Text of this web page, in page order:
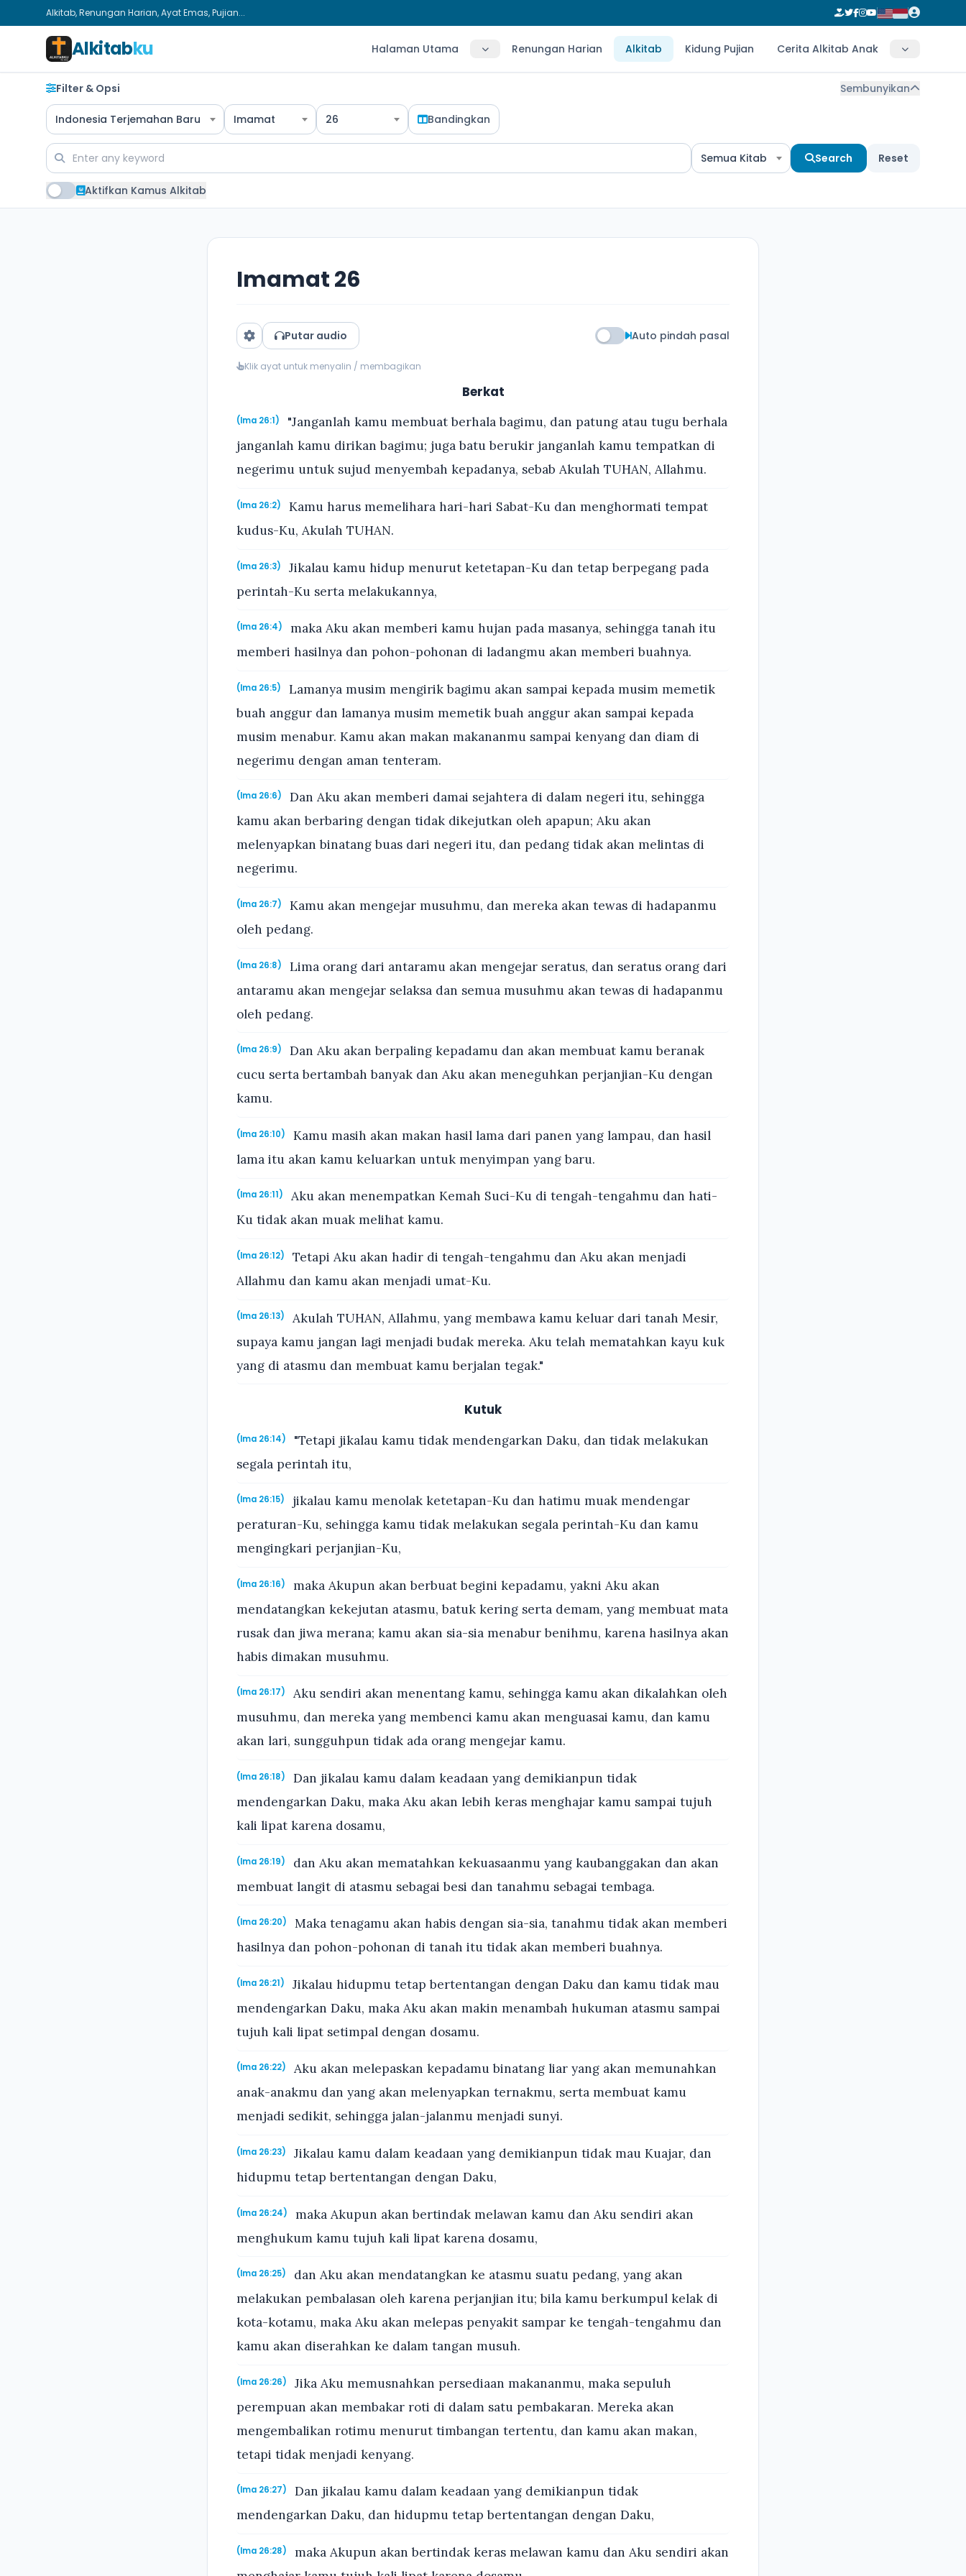
Alkitab, Renungan Harian, Ayat Emas, Pujian...
Alkitabku Halaman Utama Renungan Harian Alkitab Kidung Pujian Cerita Alkitab Anak
Filter & Opsi Sembunyikan
Indonesia Terjemahan Baru Imamat 26 Bandingkan
Semua Kitab Search Reset
Aktifkan Kamus Alkitab
Imamat 26
Putar audio Auto pindah pasal
Klik ayat untuk menyalin / membagikan
Berkat
(Ima 26:1)
"Janganlah kamu membuat berhala bagimu, dan patung atau tugu berhala
janganlah kamu dirikan bagimu; juga batu berukir janganlah kamu tempatkan di
negerimu untuk sujud menyembah kepadanya, sebab Akulah TUHAN, Allahmu.
(Ima 26:2)
Kamu harus memelihara hari-hari Sabat-Ku dan menghormati tempat
kudus-Ku, Akulah TUHAN.
(Ima 26:3)
Jikalau kamu hidup menurut ketetapan-Ku dan tetap berpegang pada
perintah-Ku serta melakukannya,
(Ima 26:4)
maka Aku akan memberi kamu hujan pada masanya, sehingga tanah itu
memberi hasilnya dan pohon-pohonan di ladangmu akan memberi buahnya.
(Ima 26:5)
Lamanya musim mengirik bagimu akan sampai kepada musim memetik
buah anggur dan lamanya musim memetik buah anggur akan sampai kepada
musim menabur. Kamu akan makan makananmu sampai kenyang dan diam di
negerimu dengan aman tenteram.
(Ima 26:6)
Dan Aku akan memberi damai sejahtera di dalam negeri itu, sehingga
kamu akan berbaring dengan tidak dikejutkan oleh apapun; Aku akan
melenyapkan binatang buas dari negeri itu, dan pedang tidak akan melintas di
negerimu.
(Ima 26:7)
Kamu akan mengejar musuhmu, dan mereka akan tewas di hadapanmu
oleh pedang.
(Ima 26:8)
Lima orang dari antaramu akan mengejar seratus, dan seratus orang dari
antaramu akan mengejar selaksa dan semua musuhmu akan tewas di hadapanmu
oleh pedang.
(Ima 26:9)
Dan Aku akan berpaling kepadamu dan akan membuat kamu beranak
cucu serta bertambah banyak dan Aku akan meneguhkan perjanjian-Ku dengan
kamu.
(Ima 26:10)
Kamu masih akan makan hasil lama dari panen yang lampau, dan hasil
lama itu akan kamu keluarkan untuk menyimpan yang baru.
(Ima 26:11)
Aku akan menempatkan Kemah Suci-Ku di tengah-tengahmu dan hati-
Ku tidak akan muak melihat kamu.
(Ima 26:12)
Tetapi Aku akan hadir di tengah-tengahmu dan Aku akan menjadi
Allahmu dan kamu akan menjadi umat-Ku.
(Ima 26:13)
Akulah TUHAN, Allahmu, yang membawa kamu keluar dari tanah Mesir,
supaya kamu jangan lagi menjadi budak mereka. Aku telah mematahkan kayu kuk
yang di atasmu dan membuat kamu berjalan tegak."
Kutuk
(Ima 26:14)
"Tetapi jikalau kamu tidak mendengarkan Daku, dan tidak melakukan
segala perintah itu,
(Ima 26:15)
jikalau kamu menolak ketetapan-Ku dan hatimu muak mendengar
peraturan-Ku, sehingga kamu tidak melakukan segala perintah-Ku dan kamu
mengingkari perjanjian-Ku,
(Ima 26:16)
maka Akupun akan berbuat begini kepadamu, yakni Aku akan
mendatangkan kekejutan atasmu, batuk kering serta demam, yang membuat mata
rusak dan jiwa merana; kamu akan sia-sia menabur benihmu, karena hasilnya akan
habis dimakan musuhmu.
(Ima 26:17)
Aku sendiri akan menentang kamu, sehingga kamu akan dikalahkan oleh
musuhmu, dan mereka yang membenci kamu akan menguasai kamu, dan kamu
akan lari, sungguhpun tidak ada orang mengejar kamu.
(Ima 26:18)
Dan jikalau kamu dalam keadaan yang demikianpun tidak
mendengarkan Daku, maka Aku akan lebih keras menghajar kamu sampai tujuh
kali lipat karena dosamu,
(Ima 26:19)
dan Aku akan mematahkan kekuasaanmu yang kaubanggakan dan akan
membuat langit di atasmu sebagai besi dan tanahmu sebagai tembaga.
(Ima 26:20)
Maka tenagamu akan habis dengan sia-sia, tanahmu tidak akan memberi
hasilnya dan pohon-pohonan di tanah itu tidak akan memberi buahnya.
(Ima 26:21)
Jikalau hidupmu tetap bertentangan dengan Daku dan kamu tidak mau
mendengarkan Daku, maka Aku akan makin menambah hukuman atasmu sampai
tujuh kali lipat setimpal dengan dosamu.
(Ima 26:22)
Aku akan melepaskan kepadamu binatang liar yang akan memunahkan
anak-anakmu dan yang akan melenyapkan ternakmu, serta membuat kamu
menjadi sedikit, sehingga jalan-jalanmu menjadi sunyi.
(Ima 26:23)
Jikalau kamu dalam keadaan yang demikianpun tidak mau Kuajar, dan
hidupmu tetap bertentangan dengan Daku,
(Ima 26:24)
maka Akupun akan bertindak melawan kamu dan Aku sendiri akan
menghukum kamu tujuh kali lipat karena dosamu,
(Ima 26:25)
dan Aku akan mendatangkan ke atasmu suatu pedang, yang akan
melakukan pembalasan oleh karena perjanjian itu; bila kamu berkumpul kelak di
kota-kotamu, maka Aku akan melepas penyakit sampar ke tengah-tengahmu dan
kamu akan diserahkan ke dalam tangan musuh.
(Ima 26:26)
Jika Aku memusnahkan persediaan makananmu, maka sepuluh
perempuan akan membakar roti di dalam satu pembakaran. Mereka akan
mengembalikan rotimu menurut timbangan tertentu, dan kamu akan makan,
tetapi tidak menjadi kenyang.
(Ima 26:27)
Dan jikalau kamu dalam keadaan yang demikianpun tidak
mendengarkan Daku, dan hidupmu tetap bertentangan dengan Daku,
(Ima 26:28)
maka Akupun akan bertindak keras melawan kamu dan Aku sendiri akan